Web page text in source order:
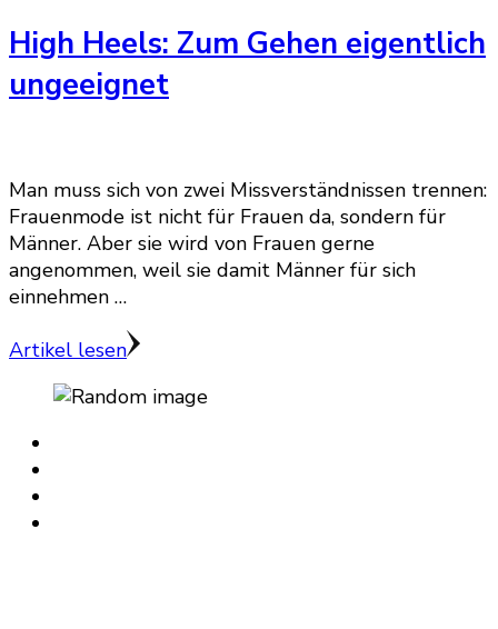
High Heels: Zum Gehen eigentlich
ungeeignet
Man muss sich von zwei Missverständnissen trennen:
Frauenmode ist nicht für Frauen da, sondern für
Männer. Aber sie wird von Frauen gerne
angenommen, weil sie damit Männer für sich
einnehmen …
Artikel lesen